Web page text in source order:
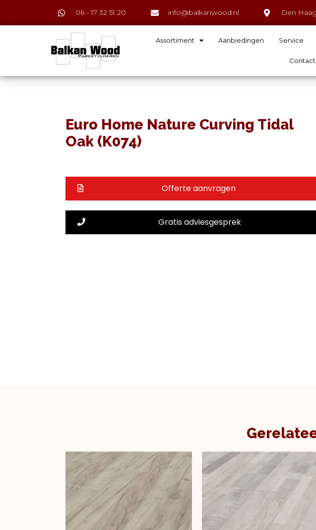
06 - 17 32 51 20 info@balkanwood.nl Den
Assortiment Aanbiedingen Service
Contact
Euro Home Nature Curving Tidal
Oak (K074)
Offerte aanvragen
Gratis adviesgesprek